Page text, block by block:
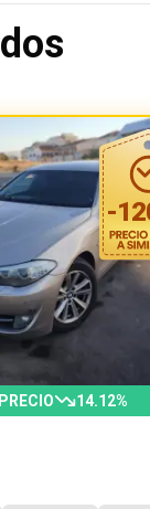
-
14.12%